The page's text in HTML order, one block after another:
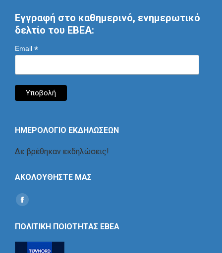
Εγγραφή στο καθημερινό, ενημερωτικό
δελτίο του ΕΒΕΑ:
Email *
ΗΜΕΡΟΛΟΓΙΟ ΕΚΔΗΛΩΣΕΩΝ
Δε βρέθηκαν εκδηλώσεις!
ΑΚΟΛΟΥΘΗΣΤΕ ΜΑΣ
Find us on:
Social
ΠΟΛΙΤΙΚΗ ΠΟΙΟΤΗΤΑΣ ΕΒΕΑ